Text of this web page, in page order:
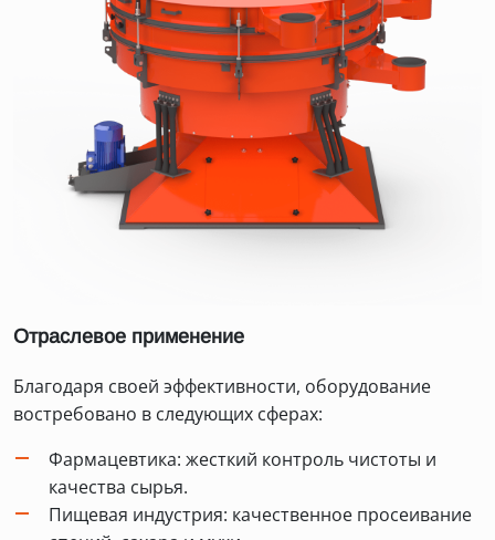
Отраслевое применение
Благодаря своей эффективности, оборудование
востребовано в следующих сферах:
Фармацевтика: жесткий контроль чистоты и
качества сырья.
Пищевая индустрия: качественное просеивание